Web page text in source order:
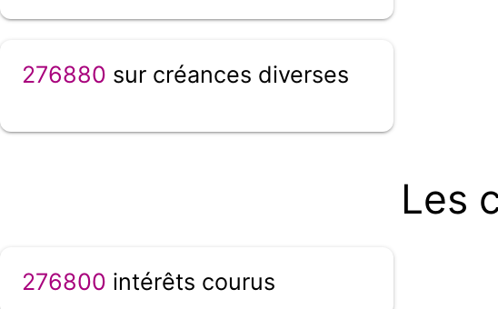
276880 sur créances diverses
Les
276800 intérêts courus